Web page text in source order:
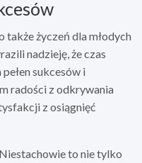
także życzeń dla młodych
nadzieję, że czas
sukcesów i
radości z odkrywania
z osiągnięć
to nie tylko